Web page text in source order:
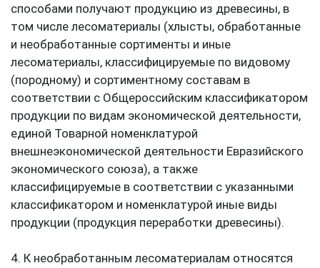
способами получают продукцию из древесины, в
том числе лесоматериалы (хлысты, обработанные
и необработанные сортименты и иные
лесоматериалы, классифицируемые по видовому
(породному) и сортиментному составам в
соответствии с Общероссийским классификатором
продукции по видам экономической деятельности,
единой Товарной номенклатурой
внешнеэкономической деятельности Евразийского
экономического союза), а также
классифицируемые в соответствии с указанными
классификатором и номенклатурой иные виды
продукции (продукция переработки древесины).
4. К необработанным лесоматериалам относятся